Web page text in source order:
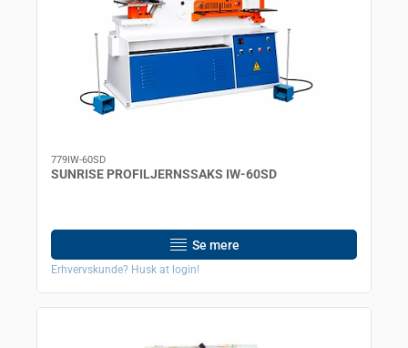
779IW-60SD
SUNRISE PROFILJERNSSAKS IW-60SD
Se mere
Erhvervskunde? Husk at login!